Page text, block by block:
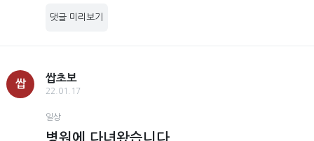
댓글 미리보기
쌉
쌉초보
22.01.17
일상
병원에 다녀왔습니다.